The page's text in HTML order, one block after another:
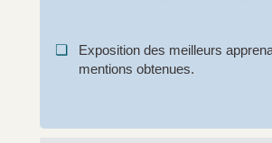
❏
Exposition des meilleurs
mentions obtenues.